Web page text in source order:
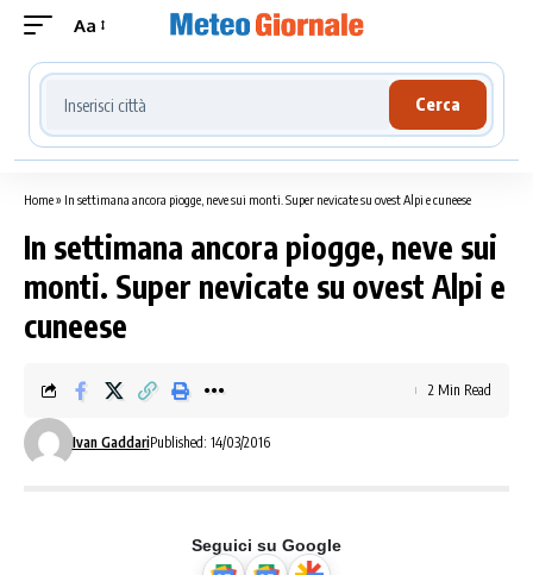
Aa
Cerca località meteo
Cerca
Home» In settimana ancora piogge, neve sui monti. Super nevicate su ovest Alpi e cuneese
In settimana ancora piogge, neve sui
monti. Super nevicate su ovest Alpi e
cuneese
Ivan GaddariPublished: 14/03/2016
2 Min Read
Seguici su Google